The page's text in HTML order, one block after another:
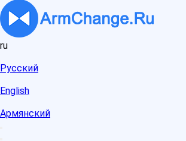
ru
Русский
English
Армянский